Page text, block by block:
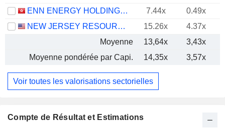
ENN ENERGY HOLDINGS LIMITED
7.44x
0.49x
NEW JERSEY RESOURCES CORPORATION
15.26x 4.37x
Moyenne
13,64x
3,43x
Moyenne pondérée par Capi.
14,35x 3,57x
Voir toutes les valorisations sectorielles
Compte de Résultat et Estimations